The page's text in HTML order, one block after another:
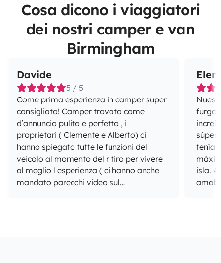
Cosa dicono i viaggiatori
dei nostri camper e van
Birmingham
Davide
5 / 5
Come prima esperienza in camper super
consigliato! Camper trovato come
d’annuncio pulito e perfetto , i
proprietari ( Clemente e Alberto) ci
hanno spiegato tutte le funzioni del
veicolo al momento del ritiro per vivere
al meglio l esperienza ( ci hanno anche
mandato parecchi video sul
súper
tenía
isla. Además, Raimundo ha sido súper